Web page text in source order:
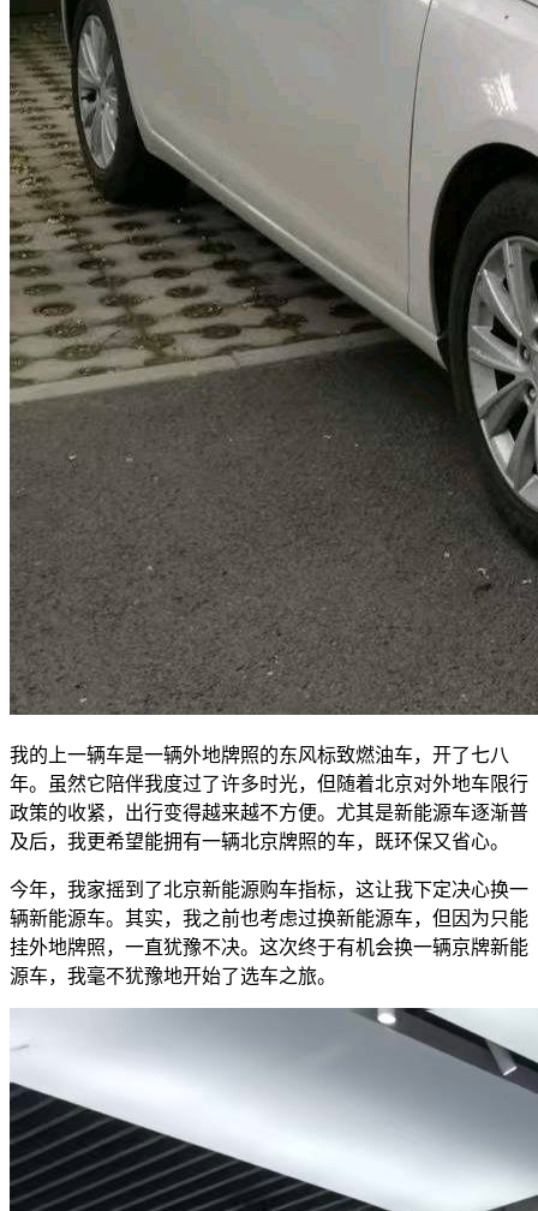
我的上一辆车是一辆外地牌照的东风标致燃油车，开了七八
年。虽然它陪伴我度过了许多时光，但随着北京对外地车限行
政策的收紧，出行变得越来越不方便。尤其是新能源车逐渐普
及后，我更希望能拥有一辆北京牌照的车，既环保又省心。
今年，我家摇到了北京新能源购车指标，这让我下定决心换一
辆新能源车。其实，我之前也考虑过换新能源车，但因为只能
挂外地牌照，一直犹豫不决。这次终于有机会换一辆京牌新能
源车，我毫不犹豫地开始了选车之旅。